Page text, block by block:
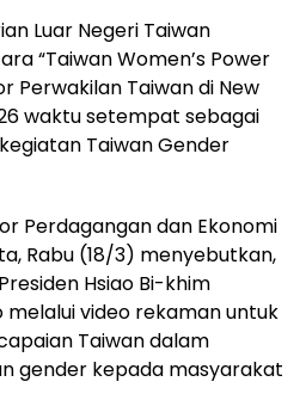
Luar Negeri Taiwan
“Taiwan Women’s Power
Perwakilan Taiwan di New
waktu setempat sebagai
Taiwan Gender
Perdagangan dan Ekonomi
Rabu (18/3) menyebutkan,
Hsiao Bi-khim
video rekaman untuk
Taiwan dalam
gender kepada masyarakat